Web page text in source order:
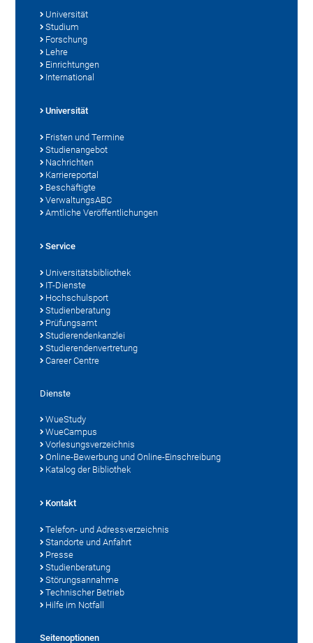
Universität
Studium
Forschung
Lehre
Einrichtungen
International
Universität
Fristen und Termine
Studienangebot
Nachrichten
Karriereportal
Beschäftigte
VerwaltungsABC
Amtliche Veröffentlichungen
Service
Universitätsbibliothek
IT-Dienste
Hochschulsport
Studienberatung
Prüfungsamt
Studierendenkanzlei
Studierendenvertretung
Career Centre
Dienste
WueStudy
WueCampus
Vorlesungsverzeichnis
Online-Bewerbung und Online-Einschreibung
Katalog der Bibliothek
Kontakt
Telefon- und Adressverzeichnis
Standorte und Anfahrt
Presse
Studienberatung
Störungsannahme
Technischer Betrieb
Hilfe im Notfall
Seitenoptionen